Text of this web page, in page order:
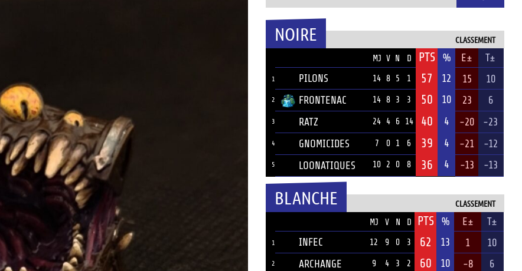
CLASSEMENT
NOIRE
MJ V N D PTS % E± T±
1 PILONS 14 8 5 1 57 12 15 10
2 FRONTENAC 14 8 3 3 50 10 23 6
3 RATZ 24 4 6 14 40 4 -20 -23
4 GNOMICIDES 7 0 1 6 39 4 -21 -12
5 LOONATIQUES 10 2 0 8 36 4 -13 -13
CLASSEMENT
BLANCHE
MJ V N D PTS % E± T±
1 INFEC 12 9 0 3 62 13 1 10
2 ARCHANGE 9 4 3 2 60 10 -8 6